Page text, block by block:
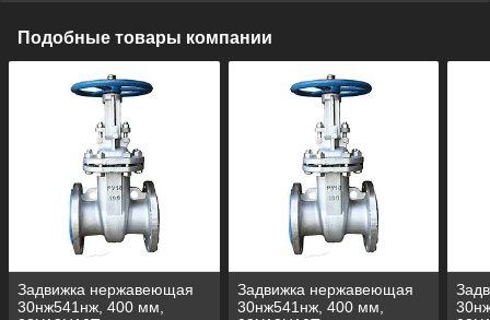
Подобные товары компании
Задвижка нержавеющая
30нж541нж, 400 мм,
Задвижка нержавеющая
30нж541нж, 400 мм,